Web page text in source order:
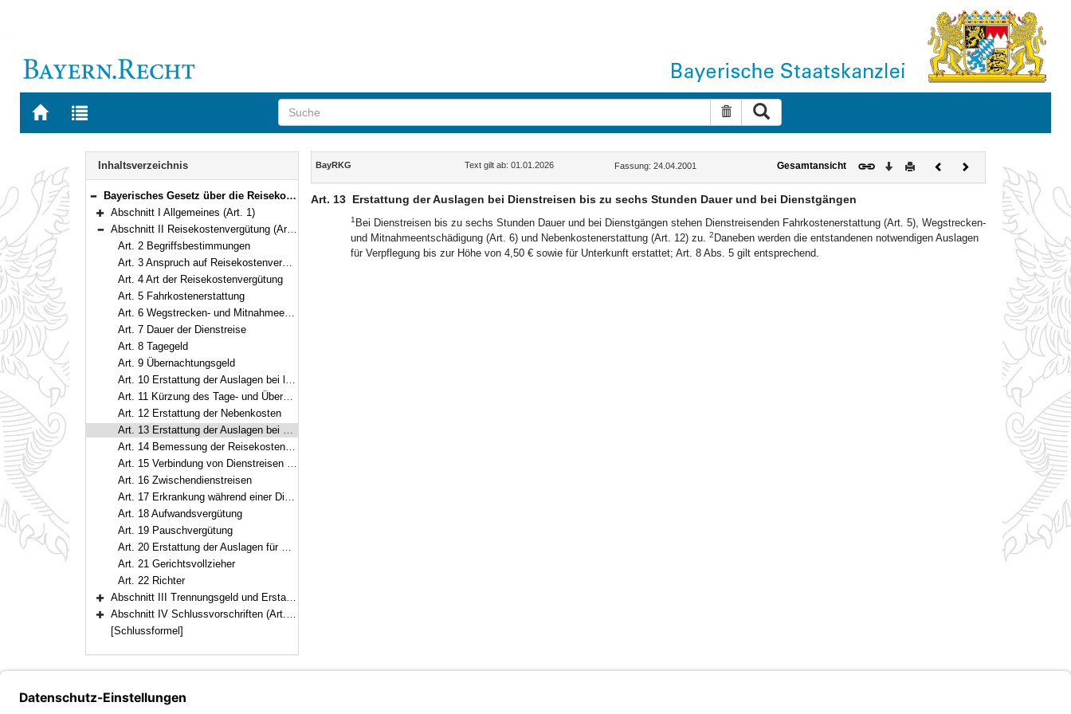
Zur
BAYERN.RECHT
Zur
letzten
Suche zurücksetzen
Navigation
Inhaltsverzeichnis
Bereich reduzieren
Bayerisches Gesetz über die Reisekostenvergütung der Beamten und Richter (Bayerisches Reisekostengesetz – BayRKG) Vom 24. April 2001 (GVBl. S. 133) BayRS 2032-4-1-F (Art. 1–29)
Bereich erweitern
Abschnitt I Allgemeines (Art. 1)
Bereich reduzieren
Abschnitt II Reisekostenvergütung (Art. 2–22)
Art. 2 Begriffsbestimmungen
Art. 3 Anspruch auf Reisekostenvergütung
Art. 4 Art der Reisekostenvergütung
Art. 5 Fahrkostenerstattung
Art. 6 Wegstrecken- und Mitnahmeentschädigung
Art. 7 Dauer der Dienstreise
Art. 8 Tagegeld
Art. 9 Übernachtungsgeld
Art. 10 Erstattung der Auslagen bei längerem Aufenthalt am Geschäftsort
Art. 11 Kürzung des Tage- und Übernachtungsgeldes und der Vergütung nach Art. 10 Abs. 1
Art. 12 Erstattung der Nebenkosten
Art. 13 Erstattung der Auslagen bei Dienstreisen bis zu sechs Stunden Dauer und bei Dienstgängen
Art. 14 Bemessung der Reisekostenvergütung in besonderen Fällen
Art. 15 Verbindung von Dienstreisen mit privaten Reisen
Art. 16 Zwischendienstreisen
Art. 17 Erkrankung während einer Dienstreise
Art. 18 Aufwandsvergütung
Art. 19 Pauschvergütung
Art. 20 Erstattung der Auslagen für Reisevorbereitungen und bei vorzeitiger Beendigung des Dienstgeschäfts
Art. 21 Gerichtsvollzieher
Art. 22 Richter
Bereich erweitern
Abschnitt III Trennungsgeld und Erstattung von Auslagen bei Reisen aus besonderem Anlass (Art. 23–24)
Bereich erweitern
Abschnitt IV Schlussvorschriften (Art. 25–29)
[Schlussformel]
Inhalt
BayRKG Text gilt ab: 01.01.2026 Fassung: 24.04.2001 Gesamtansicht Download
DruckenVorherigesNächstes
Dokument
Art. 13 Erstattung der Auslagen bei Dienstreisen bis zu sechs Stunden Dauer und bei Dienstgängen
1 Bei Dienstreisen bis zu sechs Stunden Dauer und bei Dienstgängen stehen Dienstreisenden Fahrkostenerstattung (Art. 5), Wegstrecken-
und Mitnahmeentschädigung (Art. 6) und Nebenkostenerstattung (Art. 12) zu. 2 Daneben werden die entstandenen notwendigen Auslagen
für Verpflegung bis zur Höhe von 4,50 € sowie für Unterkunft erstattet; Art. 8 Abs. 5 gilt entsprechend.
Bayern.de